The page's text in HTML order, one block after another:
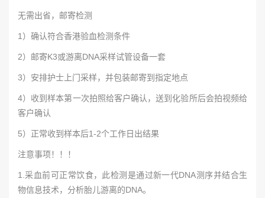
无需出省，邮寄检测
1）确认符合香港验血检测条件
2）邮寄K3或游离DNA采样试管设备一套
3）安排护士上门采样，并包装邮寄到指定地点
4）收到样本第一次拍照给客户确认，送到化验所后会拍视频给
客户确认
5）正常收到样本后1-2个工作日出结果
注意事项！！！
1.采血前可正常饮食，此检测是通过新一代DNA测序并结合生
物信息技术，分析胎儿游离的DNA。